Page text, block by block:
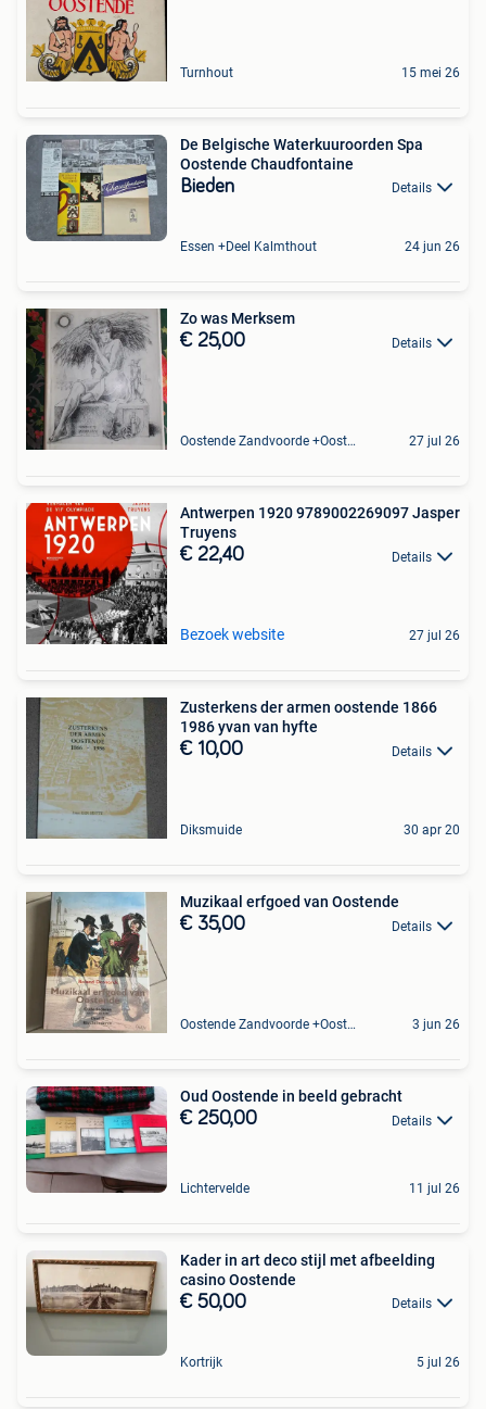
Turnhout 15 mei 26
De Belgische Waterkuuroorden Spa
Oostende Chaudfontaine
Bieden Details
Essen +Deel Kalmthout 24 jun 26
Zo was Merksem
€ 25,00 Details
Oostende Zandvoorde +Oostende 27 jul 26
Antwerpen 1920 9789002269097 Jasper
Truyens
€ 22,40 Details
Bezoek website 27 jul 26
Zusterkens der armen oostende 1866
1986 yvan van hyfte
€ 10,00 Details
Diksmuide 30 apr 20
Muzikaal erfgoed van Oostende
€ 35,00 Details
Oostende Zandvoorde +Oostende 3 jun 26
Oud Oostende in beeld gebracht
€ 250,00 Details
Lichtervelde 11 jul 26
Kader in art deco stijl met afbeelding
casino Oostende
€ 50,00 Details
Kortrijk 5 jul 26